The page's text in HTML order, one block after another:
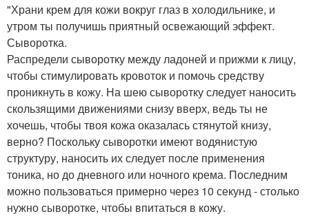
"Храни крем для кожи вокруг глаз в холодильнике, и
утром ты получишь приятный освежающий эффект.
Сыворотка.
Распредели сыворотку между ладоней и прижми к лицу,
чтобы стимулировать кровоток и помочь средству
проникнуть в кожу. На шею сыворотку следует наносить
скользящими движениями снизу вверх, ведь ты не
хочешь, чтобы твоя кожа оказалась стянутой книзу,
верно? Поскольку сыворотки имеют водянистую
структуру, наносить их следует после применения
тоника, но до дневного или ночного крема. Последним
можно пользоваться примерно через 10 секунд - столько
нужно сыворотке, чтобы впитаться в кожу.